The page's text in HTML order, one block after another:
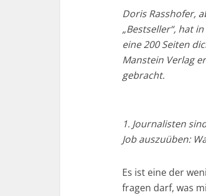
Doris Rasshofer,
„Bestseller“, hat
eine 200 Seiten
Manstein Verlag
gebracht.
1. Journalisten
Job auszuüben:
Es ist eine der
fragen darf, was